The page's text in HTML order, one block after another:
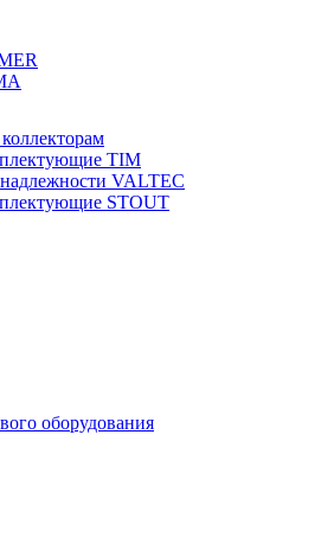
TIM
VALTEC
STOUT
оборудования